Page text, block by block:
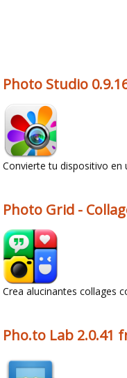
Photo Studio
Convierte tu dispositivo
Photo Grid -
Crea alucinantes collages
Pho.to Lab 2.0.41